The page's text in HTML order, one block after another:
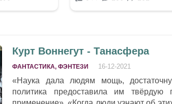
Курт Воннегут - Танасфера
ФАНТАСТИКА, ФЭНТЕЗИ 16-12-2021
«Наука дала людям мощь,
политика предоставила им